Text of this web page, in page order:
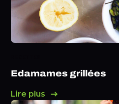
Edamames grillées
Lire plus